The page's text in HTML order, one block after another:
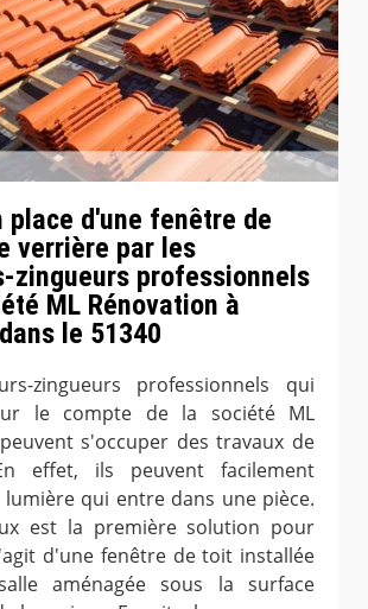
place d'une fenêtre de
verrière par les
zingueurs professionnels
ML Rénovation à
le 51340
zingueurs professionnels qui
le compte de la société ML
s'occuper des travaux de
effet, ils peuvent facilement
qui entre dans une pièce.
est la première solution pour
d'une fenêtre de toit installée
aménagée sous la surface